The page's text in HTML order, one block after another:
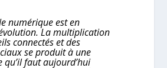
numérique est en
La multiplication
connectés et des
se produit à une
qu’il faut aujourd’hui